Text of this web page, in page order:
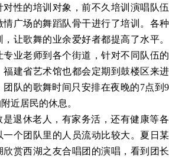
性的培训对象，前不久培训演唱队伍
情广场的舞蹈队骨干进行了培训。各种
让歌舞的业余爱好者都提高了水平。
业老师到各个街道，针对不同队伍的
福建省艺术馆也都会定期到鼓楼区来进
队的歌舞时间只安排在夜晚的7点到9
近居民的休息。
是退休老人，有家务活，还有健康等各
一个团队里的人员流动比较大。夏日某
欣赏西湖之友合唱团的演唱，看到团长